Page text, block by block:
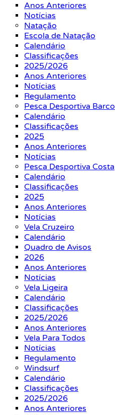
Anos Anteriores
Notícias
Natação
Escola de Natação
Calendário
Classificações
2025/2026
Anos Anteriores
Notícias
Regulamento
Pesca Desportiva Barco
Calendário
Classificações
2025
Anos Anteriores
Notícias
Pesca Desportiva Costa
Calendário
Classificações
2025
Anos Anteriores
Notícias
Vela Cruzeiro
Calendário
Quadro de Avisos
2026
Anos Anteriores
Notícias
Vela Ligeira
Calendário
Classificações
2025/2026
Anos Anteriores
Vela Para Todos
Notícias
Regulamento
Windsurf
Calendário
Classificações
2025/2026
Anos Anteriores